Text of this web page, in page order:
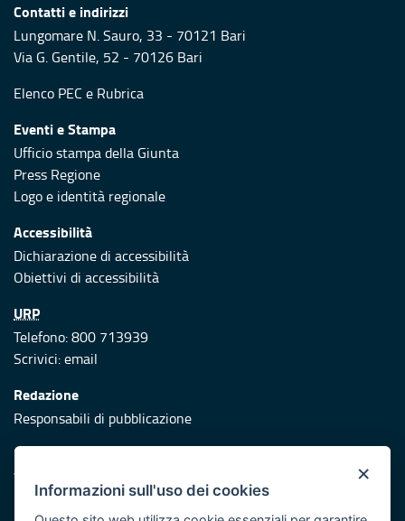
Contatti e indirizzi
Lungomare N. Sauro, 33 - 70121 Bari
Via G. Gentile, 52 - 70126 Bari
Elenco PEC e Rubrica
Eventi e Stampa
Ufficio stampa della Giunta
Press Regione
Logo e identità regionale
Accessibilità
Dichiarazione di accessibilità
Obiettivi di accessibilità
URP
Telefono: 800 713939
Scrivici:email
Redazione
Responsabili di pubblicazione
Protezione civile
Vai al sito di Protezione Civile Puglia
Iniziativa finanziata con risorse del POR Puglia 2014/2020 -
×
Informazioni sull'uso dei cookies